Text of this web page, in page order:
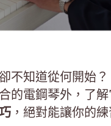
不知道從何開始？
的電鋼琴外，了解
，絕對能讓你的